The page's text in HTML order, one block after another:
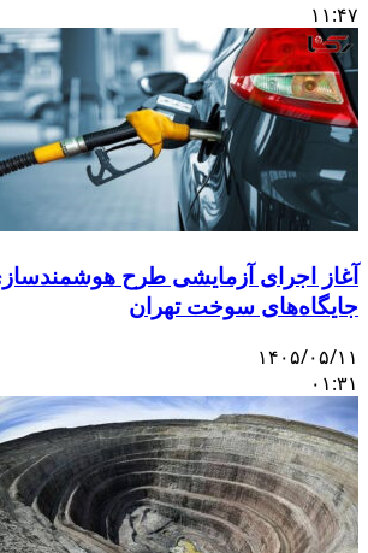
اجرای آزمایشی طرح هوشمندسازی
سوخت تهران
۰۵/۱۱